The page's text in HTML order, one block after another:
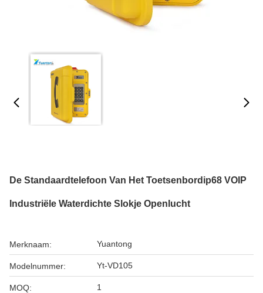
De Standaardtelefoon Van Het Toetsenbordip68 VOIP
Industriële Waterdichte Slokje Openlucht
Merknaam: Yuantong
Modelnummer: Yt-VD105
MOQ: 1